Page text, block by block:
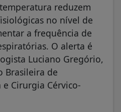
reduzem
no nível de
a frequência de
O alerta é
Luciano Gregório,
Brasileira de
Cirurgia Cérvico-